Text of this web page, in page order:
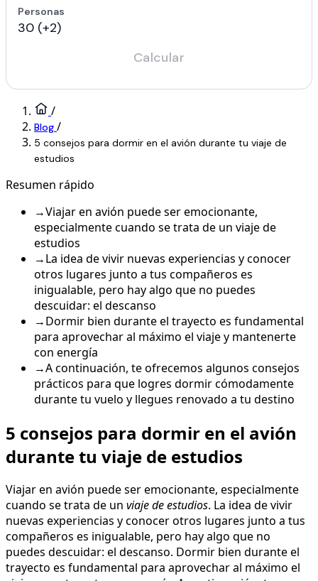
/
Blog /
5 consejos para dormir en el avión durante tu viaje de
estudios
Resumen rápido
→Viajar en avión puede ser emocionante,
especialmente cuando se trata de un viaje de
estudios
→La idea de vivir nuevas experiencias y conocer
otros lugares junto a tus compañeros es
inigualable, pero hay algo que no puedes
descuidar: el descanso
→Dormir bien durante el trayecto es fundamental
para aprovechar al máximo el viaje y mantenerte
con energía
→A continuación, te ofrecemos algunos consejos
prácticos para que logres dormir cómodamente
durante tu vuelo y llegues renovado a tu destino
5 consejos para dormir en el avión
durante tu viaje de estudios
Viajar en avión puede ser emocionante, especialmente
cuando se trata de un viaje de estudios. La idea de vivir
nuevas experiencias y conocer otros lugares junto a tus
compañeros es inigualable, pero hay algo que no
puedes descuidar: el descanso. Dormir bien durante el
trayecto es fundamental para aprovechar al máximo el